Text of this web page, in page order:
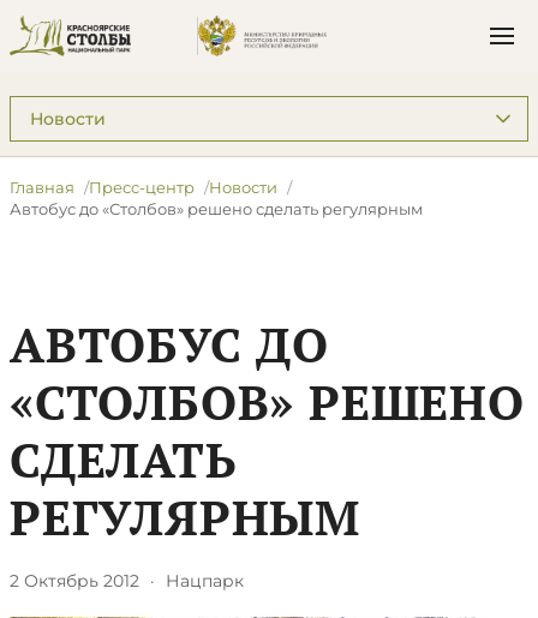
Подразделы: Пресс-центр
Главная Пресс-центр
Новости
Автобус до «Столбов» решено сделать регулярным
АВТОБУС ДО
«СТОЛБОВ» РЕШЕНО
СДЕЛАТЬ
РЕГУЛЯРНЫМ
2 Октябрь 2012 · Нацпарк